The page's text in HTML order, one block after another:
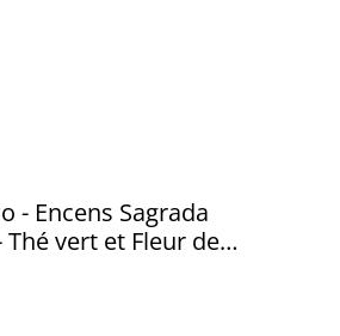
- Encens Sagrada
Thé vert et Fleur de